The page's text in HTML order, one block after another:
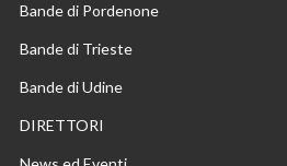
Bande di Pordenone
Bande di Trieste
Bande di Udine
DIRETTORI